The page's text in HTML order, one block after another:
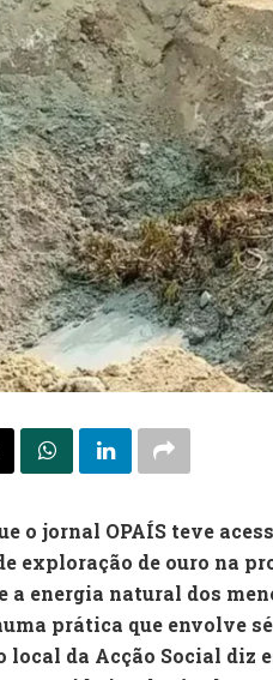
o jornal OPAÍS teve
exploração de ouro na
a energia natural dos
prática que envolve
local da Acção Social diz